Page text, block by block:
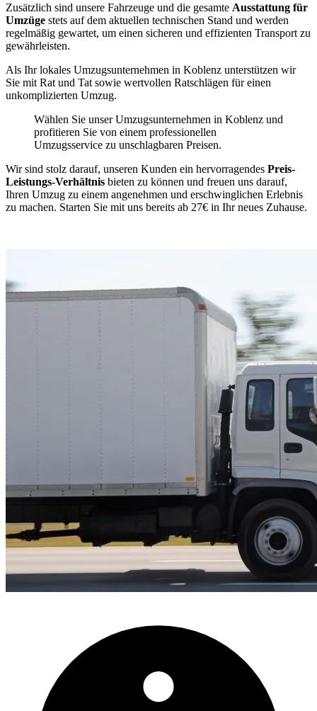
Zusätzlich sind unsere Fahrzeuge und die gesamte Ausstattung für
Umzüge stets auf dem aktuellen technischen Stand und werden
regelmäßig gewartet, um einen sicheren und effizienten Transport zu
gewährleisten.
Als Ihr lokales Umzugsunternehmen in Koblenz unterstützen wir
Sie mit Rat und Tat sowie wertvollen Ratschlägen für einen
unkomplizierten Umzug.
Wählen Sie unser Umzugsunternehmen in Koblenz und
profitieren Sie von einem professionellen
Umzugsservice zu unschlagbaren Preisen.
Wir sind stolz darauf, unseren Kunden ein hervorragendes Preis-
Leistungs-Verhältnis bieten zu können und freuen uns darauf,
Ihren Umzug zu einem angenehmen und erschwinglichen Erlebnis
zu machen. Starten Sie mit uns bereits ab 27€ in Ihr neues Zuhause.